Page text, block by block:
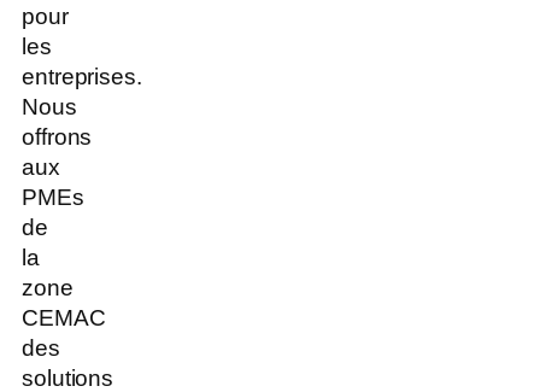
pour
les
entreprises.
Nous
offrons
aux
PMEs
de
la
zone
CEMAC
des
solutions